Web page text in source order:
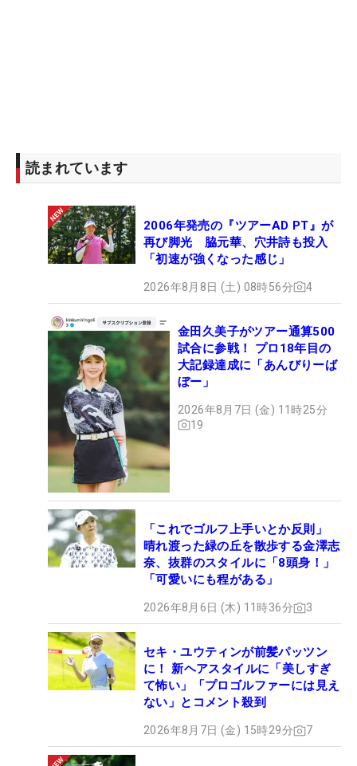
読まれています
2006年発売の『ツアーAD PT』が
再び脚光 脇元華、穴井詩も投入
「初速が強くなった感じ」
2026年8月8日 (土) 08時56分 4
金田久美子がツアー通算500
試合に参戦！ プロ18年目の
大記録達成に「あんびりーば
ぼー」
2026年8月7日 (金) 11時25分
19
「これでゴルフ上手いとか反則」
晴れ渡った緑の丘を散歩する金澤志
奈、抜群のスタイルに「8頭身！」
「可愛いにも程がある」
2026年8月6日 (木) 11時36分 3
セキ・ユウティンが前髪パッツン
に！ 新ヘアスタイルに「美しすぎ
て怖い」「プロゴルファーには見え
ない」とコメント殺到
2026年8月7日 (金) 15時29分 7